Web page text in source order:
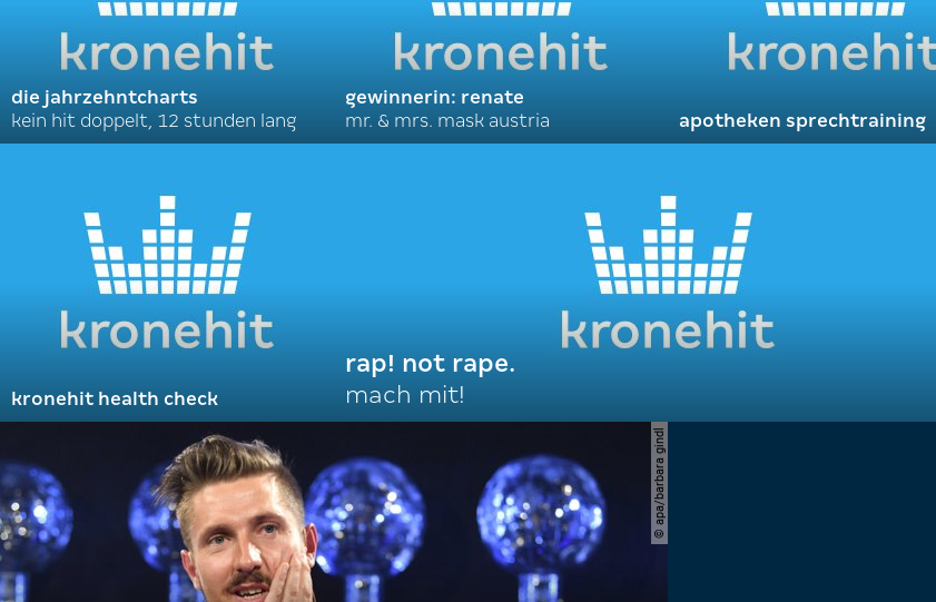
die jahrzehntcharts
kein hit doppelt, 12 stunden lang
gewinnerin: renate
mr. & mrs. mask austria
apotheken sprechtraining
kronehit health check
rap! not rape.
mach mit!
© apa/barbara gindl